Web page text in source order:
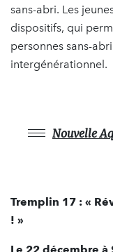
sans-abri. Les
dispositifs, qui
personnes sans-
intergénérationnel.
Nouvelle
Tremplin 17 : «
! »